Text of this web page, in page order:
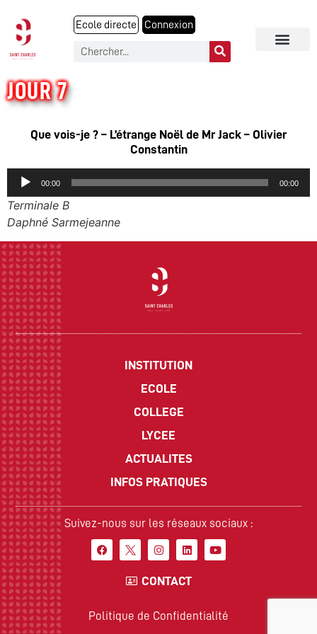
Ecole directe Connexion
JOUR 7
Que vois-je ? – L’étrange Noël de Mr Jack – Olivier
Constantin
Audio
Player
00:00 00:00
Terminale B
Daphné Sarmejeanne
INSTITUTION
ECOLE
COLLEGE
LYCEE
ACTUALITES
INFOS PRATIQUES
Suivez-nous sur les réseaux sociaux :
CONTACT
Politique de Confidentialité